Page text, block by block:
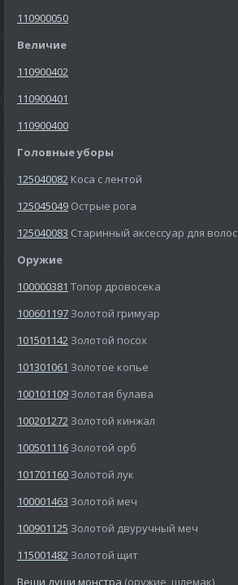
110900050
Величие
110900402
110900401
110900400
Головные уборы
125040082 Коса с лентой
125045049 Острые рога
125040083 Старинный аксессуар для волос
Оружие
100000381 Топор дровосека
100601197 Золотой гримуар
101501142 Золотой посох
101301061 Золотое копье
100101109 Золотая булава
100201272 Золотой кинжал
100501116 Золотой орб
101701160 Золотой лук
100001463 Золотой меч
100901125 Золотой двуручный меч
115001482 Золотой щит
Вещи души монстра (оружие, шлемак)